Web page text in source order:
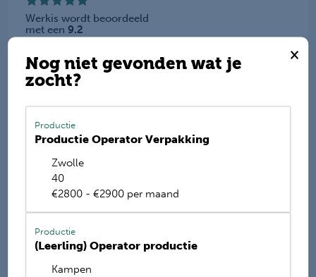
×
Nog niet gevonden wat je
zocht?
Productie
Productie Operator Verpakking
Zwolle
40
€2800 - €2900 per maand
Productie
(Leerling) Operator productie
Kampen
Werkis wordt beoordeeld
met een 9.2
Deel deze vacature
E-mail mij de nieuwste vacatures
Name